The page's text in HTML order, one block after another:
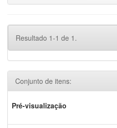
Resultado 1-1 de 1.
Conjunto de itens:
Pré-visualização